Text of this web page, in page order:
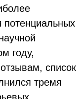
потенциальных
году,
список
тремя